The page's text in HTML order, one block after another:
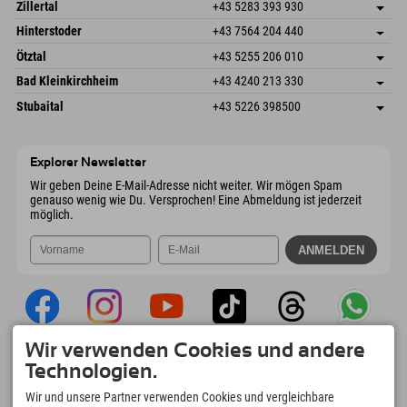
Österreich
Buchen
6380 St. Johann in Tirol
Österreich
Anreiseinfos
Buchen
Zillertal +43 5283 393 930
Schmiedau 2
Österreich
Adresse speichern
Buchen
Hinterstoder +43 7564 204 440
Freizeitpark 10
4573 Hinterstoder
Österreich
Adresse speichern
Anreiseinfos
Buchen
Ötztal +43 5255 206 010
Gscheat 14
Österreich
Adresse speichern
Buchen
Bad Kleinkirchheim +43 4240 213 330
Dorfstraße 24
9546 Bad Kleinkirchheim
Adresse speichern
Anreiseinfos
Stubaital +43 5226 398500
Explorer Newsletter
Wir geben Deine E-Mail-Adresse nicht weiter. Wir mögen Spam
genauso wenig wie Du. Versprochen! Eine Abmeldung ist jederzeit
möglich.
Explorer App
Upload Deiner #ExplorerMoments, Mein
Wir verwenden Cookies und andere
Technologien.
Wir und unsere Partner verwenden Cookies und vergleichbare